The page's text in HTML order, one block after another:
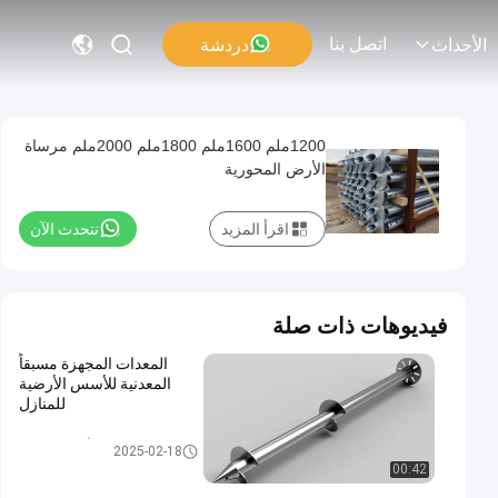
الأحداث اتصل بنا دردشة
1200ملم 1600ملم 1800ملم 2000ملم مرساة
الأرض المحورية
نتحدث الآن اقرأ المزيد
فيديوهات ذات صلة
00:42
المعدات المجهزة مسبقاً
المعدنية للأسس الأرضية
للمنازل
مرساة الأرض المدارية2025-02-18